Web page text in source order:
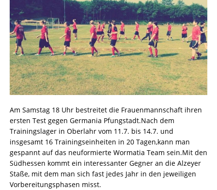
Am Samstag 18 Uhr bestreitet die Frauenmannschaft ihren
ersten Test gegen Germania Pfungstadt.Nach dem
Trainingslager in Oberlahr vom 11.7. bis 14.7. und
insgesamt 16 Trainingseinheiten in 20 Tagen,kann man
gespannt auf das neuformierte Wormatia Team sein.Mit den
Südhessen kommt ein interessanter Gegner an die Alzeyer
Staße, mit dem man sich fast jedes Jahr in den jeweiligen
Vorbereitungsphasen misst.